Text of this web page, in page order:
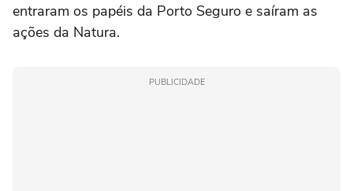
entraram os papéis da Porto Seguro e saíram as
ações da Natura.
PUBLICIDADE